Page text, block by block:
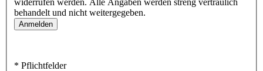
widerrufen werden. Alle Angaben werden streng vertraulich
behandelt und nicht weitergegeben.
* Pflichtfelder